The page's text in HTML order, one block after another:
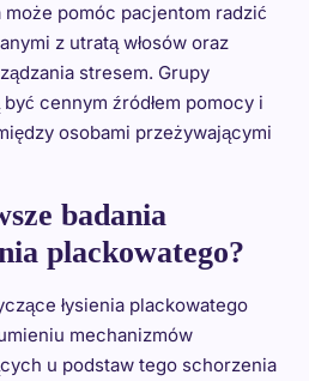
pomóc pacjentom radzić
z utratą włosów oraz
stresem. Grupy
cennym źródłem pomocy i
osobami przeżywającymi
badania
plackowatego?
łysienia plackowatego
mechanizmów
u podstaw tego schorzenia